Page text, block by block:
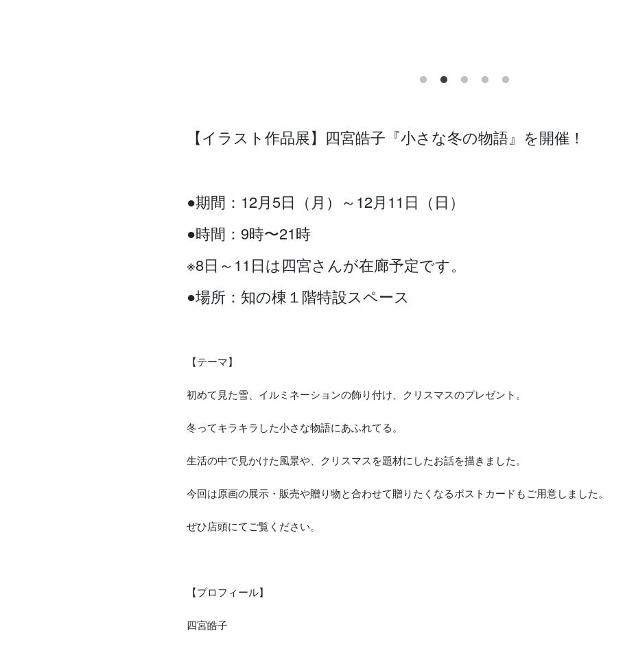
【イラスト作品展】四宮皓子『小さな冬の物語』を開催！
●期間：12月5日（月）～12月11日（日）
●時間：9時〜21時
※8日～11日は四宮さんが在廊予定です。
●場所：知の棟１階特設スペース
【テーマ】
初めて見た雪、イルミネーションの飾り付け、クリスマスのプレゼント。
冬ってキラキラした小さな物語にあふれてる。
生活の中で見かけた風景や、クリスマスを題材にしたお話を描きました。
今回は原画の展示・販売や贈り物と合わせて贈りたくなるポストカードもご用意しました。
ぜひ店頭にてご覧ください。
【プロフィール】
四宮皓子